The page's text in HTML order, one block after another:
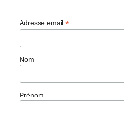
Adresse email *
Nom
Prénom